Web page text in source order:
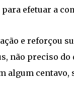
efetuar a
e reforçou
não preciso
algum